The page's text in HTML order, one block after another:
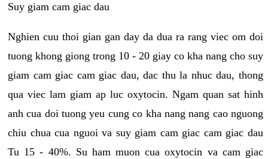
Suy giam cam giac dau
Nghien cuu thoi gian gan day da dua ra rang viec om doi
tuong khong giong trong 10 - 20 giay co kha nang cho suy
giam cam giac cam giac dau, dac thu la nhuc dau, thong
qua viec lam giam ap luc oxytocin. Ngam quan sat hinh
anh cua doi tuong yeu cung co kha nang nang cao nguong
chiu chua cua nguoi va suy giam cam giac cam giac dau
Tu 15 - 40%. Su ham muon cua oxytocin va cam giac